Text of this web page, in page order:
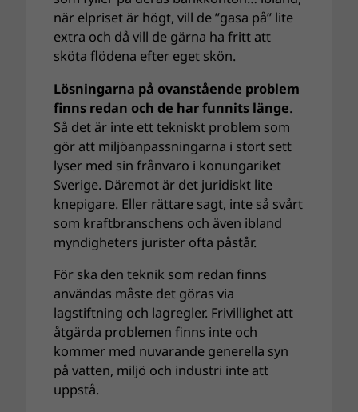
när elpriset är högt, vill de ”gasa på” lite
extra och då vill de gärna ha fritt att
sköta flödena efter eget skön.
Lösningarna på ovanstående problem
finns redan och de har funnits länge.
Så det är inte ett tekniskt problem som
gör att miljöanpassningarna i stort sett
lyser med sin frånvaro i konungariket
Sverige. Däremot är det juridiskt lite
knepigare. Eller rättare sagt, inte så svårt
som kraftbranschens och även ibland
myndigheters jurister ofta påstår.
För ska den teknik som redan finns
användas måste det göras via
lagstiftning och lagregler. Frivillighet att
åtgärda problemen finns inte och
kommer med nuvarande generella syn
på vatten, miljö och industri inte att
uppstå.